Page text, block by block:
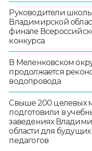
Руководители
Владимирской
финале
конкурса
В Меленковском
продолжается
водопровода
Свыше 200 целевых
подготовили в
заведениях
области для
педагогов